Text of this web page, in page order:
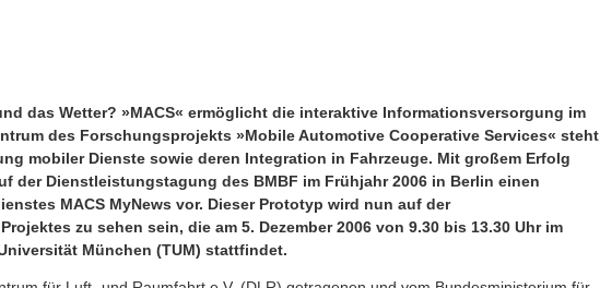
das Wetter? »MACS« ermöglicht die interaktive Informationsversorgung im
des Forschungsprojekts »Mobile Automotive Cooperative Services« steht
mobiler Dienste sowie deren Integration in Fahrzeuge. Mit großem Erfolg
der Dienstleistungstagung des BMBF im Frühjahr 2006 in Berlin einen
MACS MyNews vor. Dieser Prototyp wird nun auf der
zu sehen sein, die am 5. Dezember 2006 von 9.30 bis 13.30 Uhr im
München (TUM) stattfindet.